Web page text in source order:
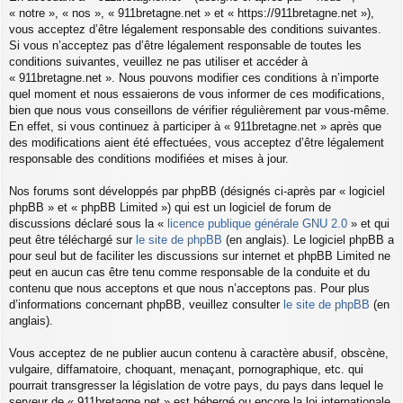
« notre », « nos », « 911bretagne.net » et « https://911bretagne.net »),
vous acceptez d’être légalement responsable des conditions suivantes.
Si vous n’acceptez pas d’être légalement responsable de toutes les
conditions suivantes, veuillez ne pas utiliser et accéder à
« 911bretagne.net ». Nous pouvons modifier ces conditions à n’importe
quel moment et nous essaierons de vous informer de ces modifications,
bien que nous vous conseillons de vérifier régulièrement par vous-même.
En effet, si vous continuez à participer à « 911bretagne.net » après que
des modifications aient été effectuées, vous acceptez d’être légalement
responsable des conditions modifiées et mises à jour.
Nos forums sont développés par phpBB (désignés ci-après par « logiciel
phpBB » et « phpBB Limited ») qui est un logiciel de forum de
discussions déclaré sous la « licence publique générale GNU 2.0 » et qui
peut être téléchargé sur le site de phpBB (en anglais). Le logiciel phpBB a
pour seul but de faciliter les discussions sur internet et phpBB Limited ne
peut en aucun cas être tenu comme responsable de la conduite et du
contenu que nous acceptons et que nous n’acceptons pas. Pour plus
d’informations concernant phpBB, veuillez consulter le site de phpBB (en
anglais).
Vous acceptez de ne publier aucun contenu à caractère abusif, obscène,
vulgaire, diffamatoire, choquant, menaçant, pornographique, etc. qui
pourrait transgresser la législation de votre pays, du pays dans lequel le